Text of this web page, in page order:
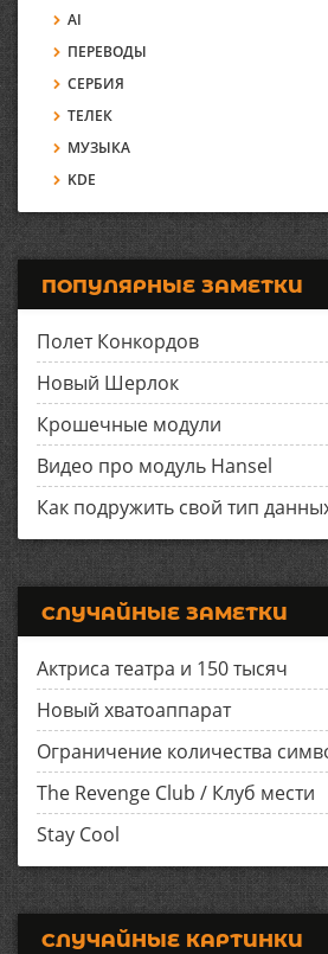
AI
ПЕРЕВОДЫ
СЕРБИЯ
ТЕЛЕК
МУЗЫКА
KDE
ПОПУЛЯРНЫЕ ЗАМЕТКИ
Полет Конкордов
Новый Шерлок
Крошечные модули
Видео про модуль Hansel
Как подружить свой тип
СЛУЧАЙНЫЕ ЗАМЕТКИ
Актриса театра и 150 тысяч
Новый хватоаппарат
Ограничение количества
The Revenge Club / Клуб мести
Stay Cool
СЛУЧАЙНЫЕ КАРТИНКИ